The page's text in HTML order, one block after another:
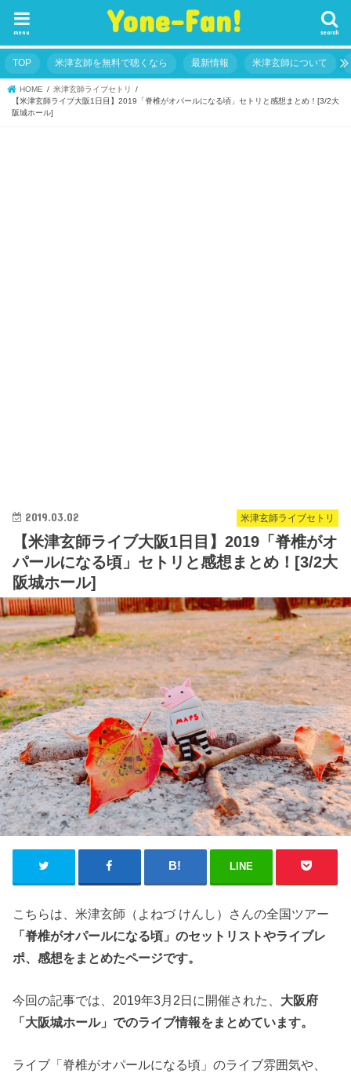
Yone-Fan! search
menu
TOP 米津玄師を無料で聴くなら 最新情報 米津玄師について
HOME
米津玄師ライブセトリ
【米津玄師ライブ大阪1日目】2019「脊椎がオパールになる頃」セトリと感想まとめ！[3/2大
阪城ホール]
米津玄師ライブセトリ
2019.03.02
【米津玄師ライブ大阪1日目】2019「脊椎がオ
パールになる頃」セトリと感想まとめ！[3/2大
阪城ホール]
LINE
こちらは、米津玄師（よねづ けんし）さんの全国ツアー
「脊椎がオパールになる頃」のセットリストやライブレ
ポ、感想をまとめたページです。
今回の記事では、2019年3月2日に開催された、 大阪府
「大阪城ホール」でのライブ情報をまとめています。
ライブ「脊椎がオパールになる頃」のライブ雰囲気や、